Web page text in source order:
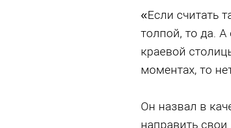
«Если считать
толпой, то да. А
краевой
моментах, то
Он назвал в
направить